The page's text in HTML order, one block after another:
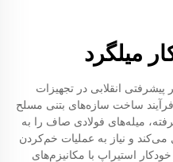
میلگرد
پیشرفتی انقلابی در تجهیزات
ساخت سازه‌های بتنی مسلح
میله‌های فولادی صاف را به
می‌کند و نیاز به عملیات خم‌کردن
استیراپ با مکانیزم‌های